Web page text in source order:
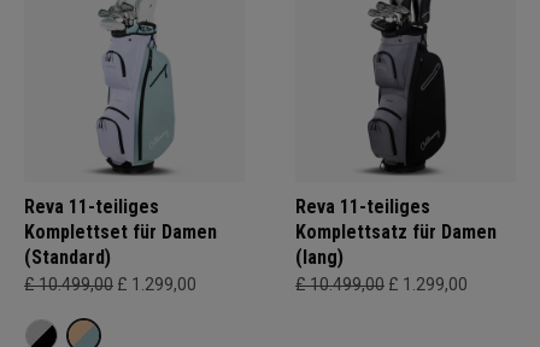
Reva 11-teiliges
Komplettset für Damen
(Standard)
£ 10.499,00 £ 1.299,00
Reva 11-teiliges
Komplettsatz für Damen
(lang)
£ 10.499,00 £ 1.299,00